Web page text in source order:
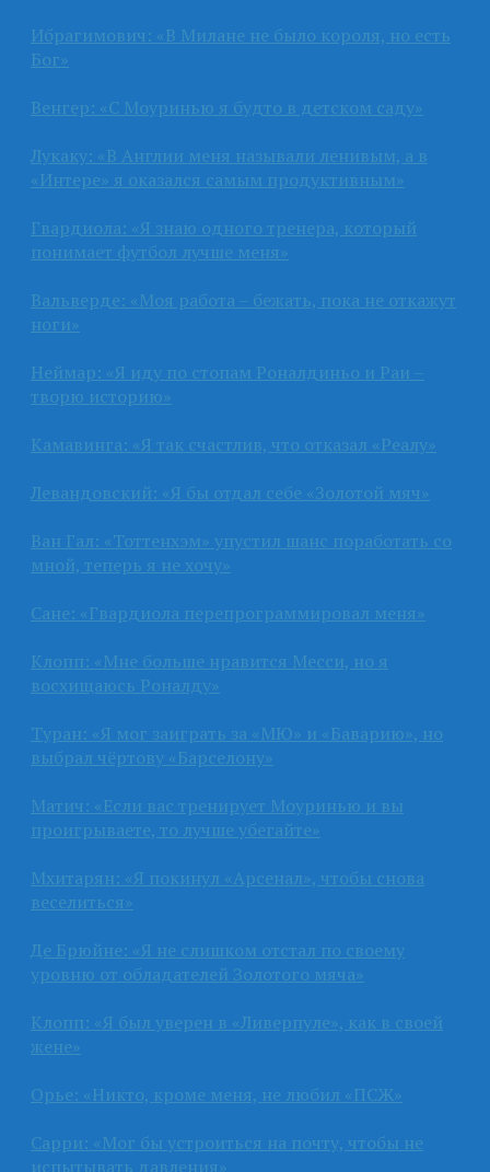
Ибрагимович: «В Милане не было короля, но есть
Бог»
Венгер: «С Моуринью я будто в детском саду»
Лукаку: «В Англии меня называли ленивым, а в
«Интере» я оказался самым продуктивным»
Гвардиола: «Я знаю одного тренера, который
понимает футбол лучше меня»
Вальверде: «Моя работа – бежать, пока не откажут
ноги»
Неймар: «Я иду по стопам Роналдиньо и Раи –
творю историю»
Камавинга: «Я так счастлив, что отказал «Реалу»
Левандовский: «Я бы отдал себе «Золотой мяч»
Ван Гал: «Тоттенхэм» упустил шанс поработать со
мной, теперь я не хочу»
Сане: «Гвардиола перепрограммировал меня»
Клопп: «Мне больше нравится Месси, но я
восхищаюсь Роналду»
Туран: «Я мог заиграть за «МЮ» и «Баварию», но
выбрал чёртову «Барселону»
Матич: «Если вас тренирует Моуринью и вы
проигрываете, то лучше убегайте»
Мхитарян: «Я покинул «Арсенал», чтобы снова
веселиться»
Де Брюйне: «Я не слишком отстал по своему
уровню от обладателей Золотого мяча»
Клопп: «Я был уверен в «Ливерпуле», как в своей
жене»
Орье: «Никто, кроме меня, не любил «ПСЖ»
Сарри: «Мог бы устроиться на почту, чтобы не
испытывать давления»